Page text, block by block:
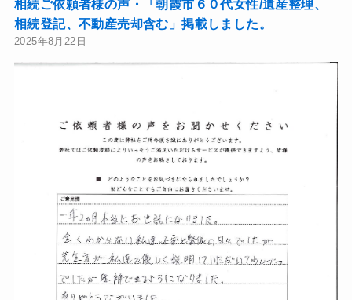
相続ご依頼者様の声・「朝霞市６０代女性/遺産整理、
相続登記、不動産売却含む」掲載しました。
2025年8月22日